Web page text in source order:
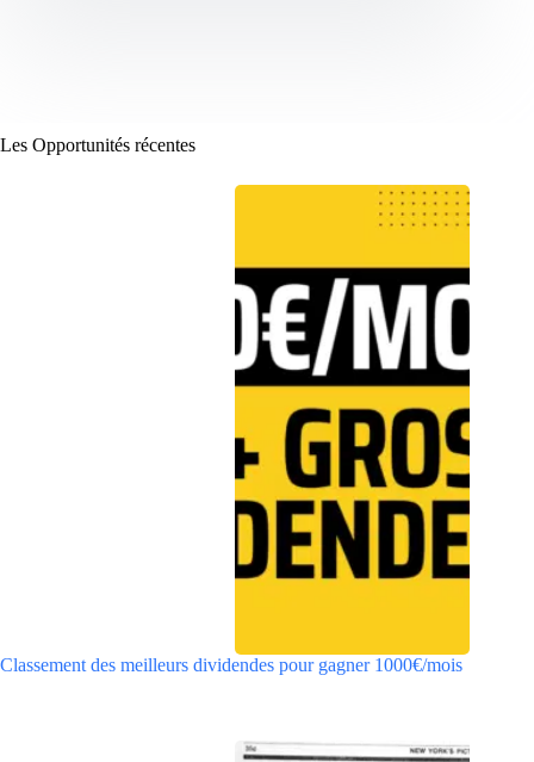
Les Opportunités récentes
Classement des meilleurs dividendes pour gagner 1000€/mois